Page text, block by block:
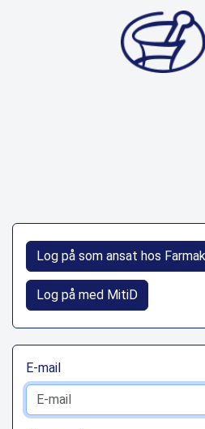
Log på som ansat hos
Log på med MitiD
E-mail